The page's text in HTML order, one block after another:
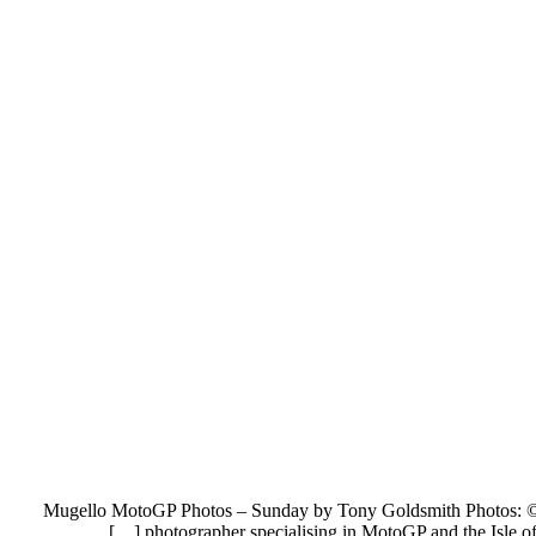
Mugello MotoGP Photos – Sunday by Tony Goldsmith
photographer specialising in MotoGP and the Isle